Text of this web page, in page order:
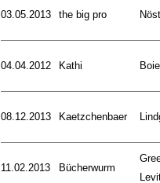
03.05.2013 the big pro
04.04.2012 Kathi
08.12.2013 Kaetzchenbaer
11.02.2013 Bücherwurm